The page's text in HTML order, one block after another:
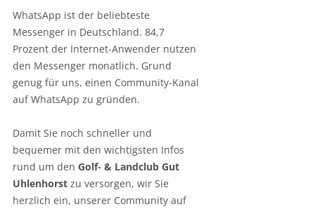
WhatsApp ist der beliebteste
Messenger in Deutschland. 84,7
Prozent der Internet-Anwender nutzen
den Messenger monatlich. Grund
genug für uns, einen Community-Kanal
auf WhatsApp zu gründen.
Damit Sie noch schneller und
bequemer mit den wichtigsten Infos
rund um den Golf- & Landclub Gut
Uhlenhorstzu versorgen, wir Sie
herzlich ein, unserer Community auf